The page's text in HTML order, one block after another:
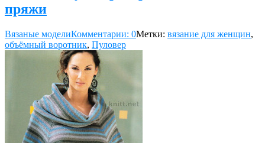
пряжи
Вязаные моделиКомментарии: 0Метки: вязание для женщин,
объёмный воротник, Пуловер